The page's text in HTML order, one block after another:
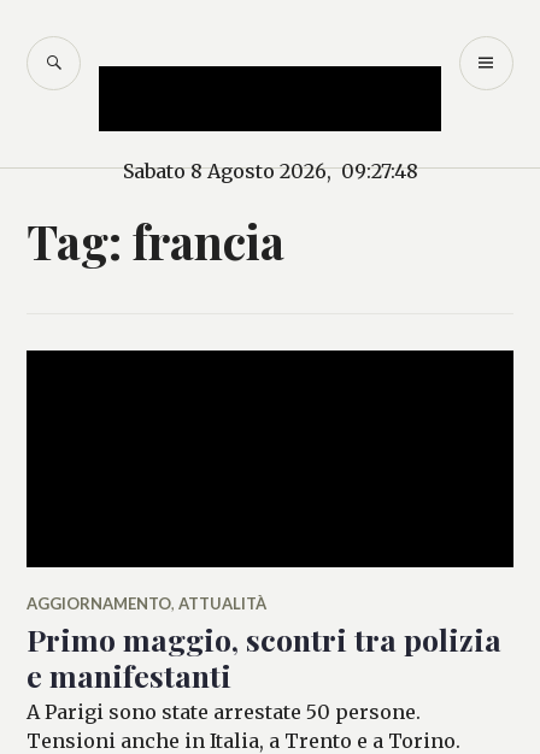
contenuto
Sabato 8 Agosto 2026, 09:27:49
Mercurio – Il "dio"
CERCA
Tag:francia
AGGIORNAMENTO,ATTUALITÀ
Primo maggio, scontri tra polizia
e manifestanti
A Parigi sono state arrestate 50 persone.
Tensioni anche in Italia, a Trento e a Torino.